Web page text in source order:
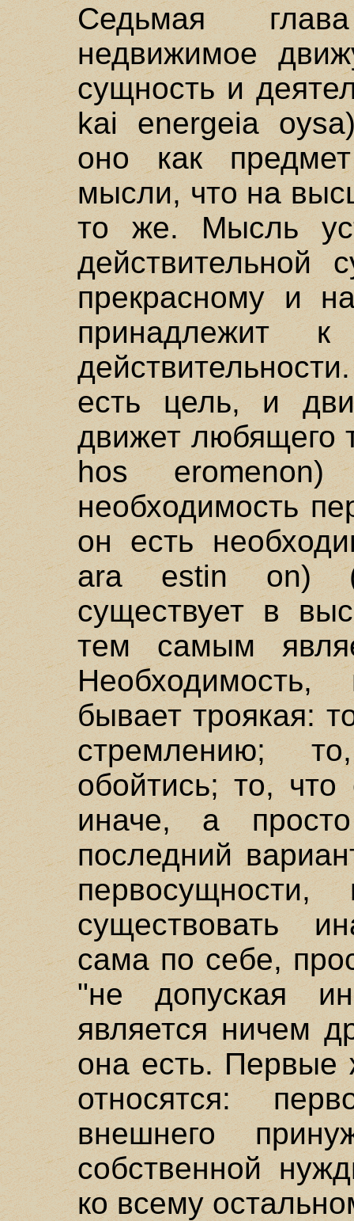
Седьмая
недвижимое
сущность и
kai energeia
оно как
мысли, что на
то же. Мысль
действительной
прекрасному и
принадлежит к
есть цель, и
движет любящего
hos eromenon)
необходимость
он есть
ara estin on)
существует в
тем самым
Необходимость,
бывает троякая:
стремлению;
обойтись; то,
иначе, а
последний
существовать
сама по себе,
"не допуская
является ничем
она есть. Первые
относятся:
внешнего
собственной
ко всему